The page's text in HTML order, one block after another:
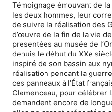
Témoignage émouvant de
les deux hommes, leur
de suivre la réalisation des
d’œuvre de la fin de la vie
présentées au musée de
depuis le début du XXe
inspiré de son bassin aux
réalisation pendant la
ces panneaux à l’État
Clemenceau, pour
demandent encore de